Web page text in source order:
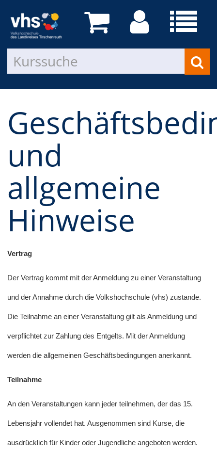
und
allgemeine
Hinweise
Vertrag
Der Vertrag kommt mit der Anmeldung zu einer Veranstaltung
und der Annahme durch die Volkshochschule (vhs) zustande.
Die Teilnahme an einer Veranstaltung gilt als Anmeldung und
verpflichtet zur Zahlung des Entgelts. Mit der Anmeldung
werden die allgemeinen Geschäftsbedingungen anerkannt.
Teilnahme
An den Veranstaltungen kann jeder teilnehmen, der das 15.
Lebensjahr vollendet hat. Ausgenommen sind Kurse, die
ausdrücklich für Kinder oder Jugendliche angeboten werden.